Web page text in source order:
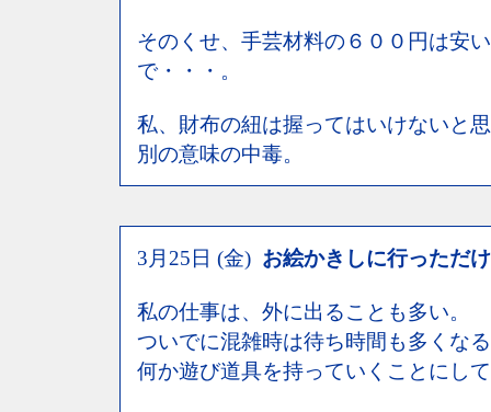
そのくせ、手芸材料の６００円は安
で・・・。
私、財布の紐は握ってはいけないと
別の意味の中毒。
3月25日 (金) お絵かきしに行っただ
私の仕事は、外に出ることも多い。
ついでに混雑時は待ち時間も多くな
何か遊び道具を持っていくことにし